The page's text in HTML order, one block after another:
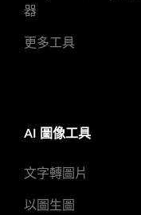
器
更多工具
AI 圖像工具
文字轉圖片
以圖生圖